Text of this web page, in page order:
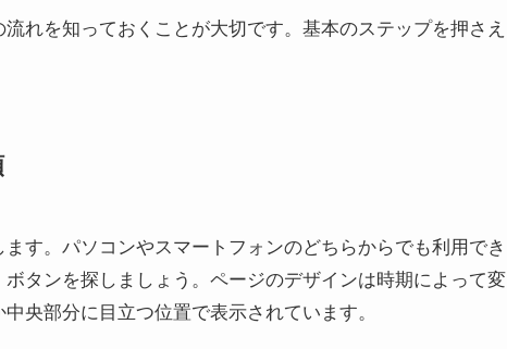
れを知っておくことが大切です。基本のステップを押さえ
す。パソコンやスマートフォンのどちらからでも利用でき
タンを探しましょう。ページのデザインは時期によって変
央部分に目立つ位置で表示されています。